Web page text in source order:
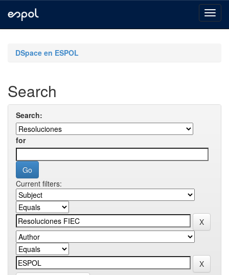
navigationDSpace en ESPOL
Search
Search:
for
Current filters: